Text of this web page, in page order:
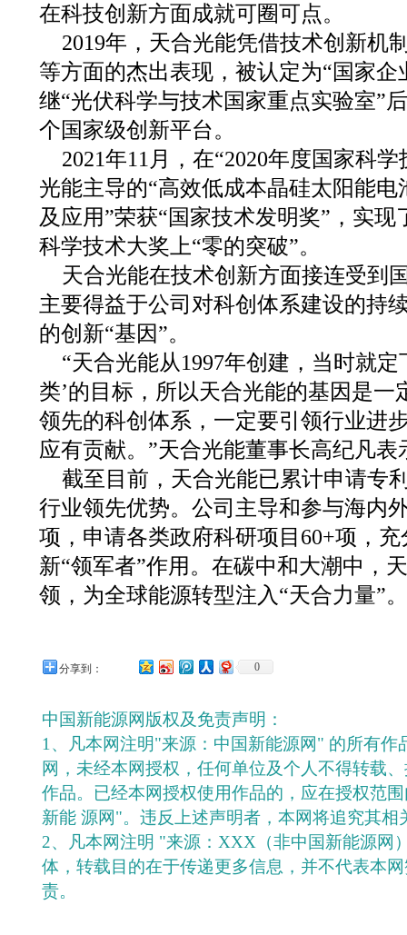
在科技创新方面成就可圈可点。
2019年，天合光能凭借技术创新机
等方面的杰出表现，被认定为“国家企
继“光伏科学与技术国家重点实验室”
个国家级创新平台。
2021年11月，在“2020年度国家科
光能主导的“高效低成本晶硅太阳能
及应用”荣获“国家技术发明奖”，实
科学技术大奖上“零的突破”。
天合光能在技术创新方面接连受到
主要得益于公司对科创体系建设的持
的创新“基因”。
“天合光能从1997年创建，当时就
类’的目标，所以天合光能的基因是一
领先的科创体系，一定要引领行业进
应有贡献。”天合光能董事长高纪凡表
截至目前，天合光能已累计申请专
行业领先优势。公司主导和参与海内
项，申请各类政府科研项目60+项，
新“领军者”作用。在碳中和大潮中，
领，为全球能源转型注入“天合力量”。
分享到： 0
中国新能源网版权及免责声明：
1、凡本网注明"来源：中国新能源网" 的所有作
网，未经本网授权，任何单位及个人不得转载
作品。已经本网授权使用作品的，应在授权范
新能 源网"。违反上述声明者，本网将追究其相
2、凡本网注明 "来源：XXX（非中国新能源网
体，转载目的在于传递更多信息，并不代表本
责。